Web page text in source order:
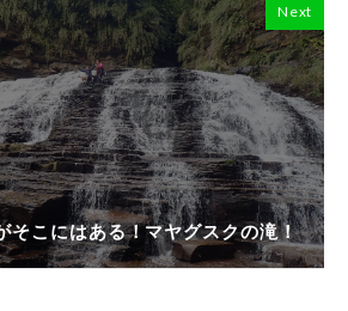
Next
そこにはある！マヤグスクの滝！